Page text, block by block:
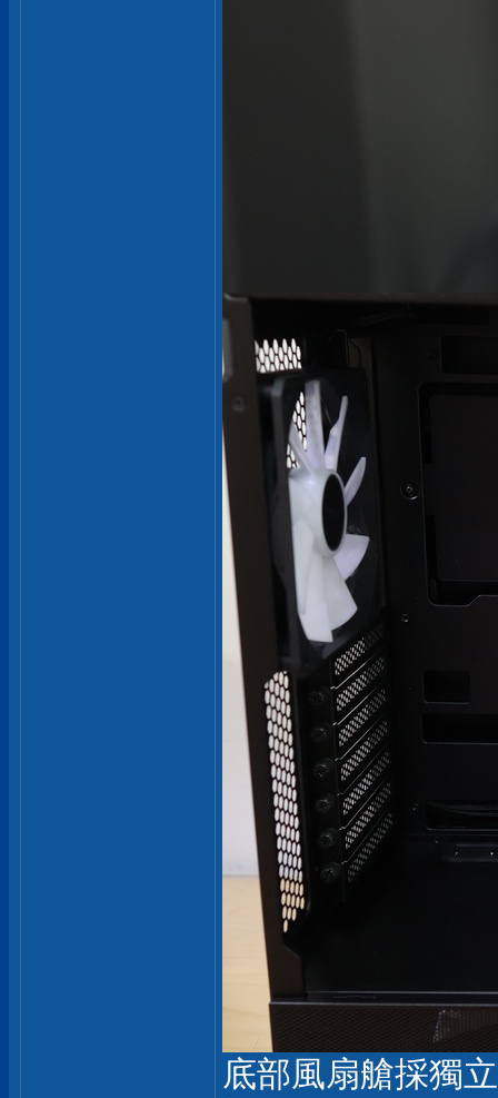
底部風扇艙採獨